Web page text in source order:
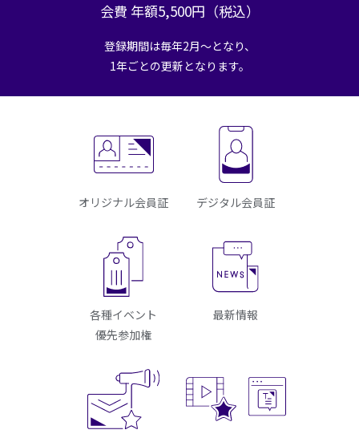
会費 年額5,500円（税込）
登録期間は毎年2月～となり、
1年ごとの更新となります。
オリジナル会員証 デジタル会員証
各種イベント
優先参加権
最新情報